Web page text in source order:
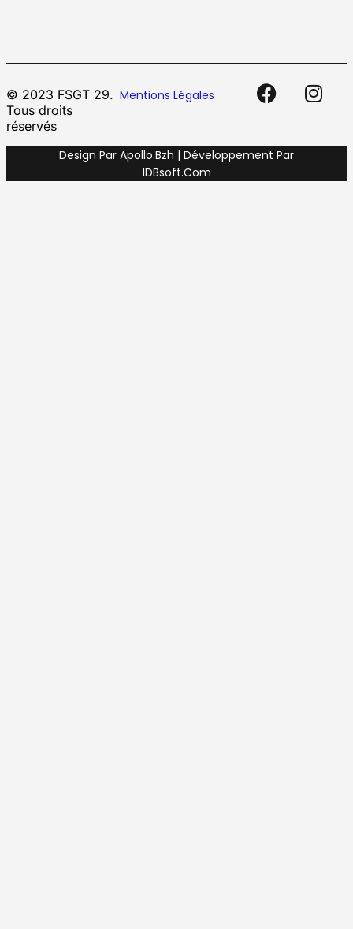
© 2023 FSGT 29.
Tous droits
réservés
Mentions Légales
Design Par Apollo.bzh | Développement Par
IDBsoft.com